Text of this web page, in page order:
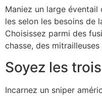
Maniez un large éventail
les selon les besoins de
Choisissez parmi des
chasse, des
Soyez les
Incarnez un sniper